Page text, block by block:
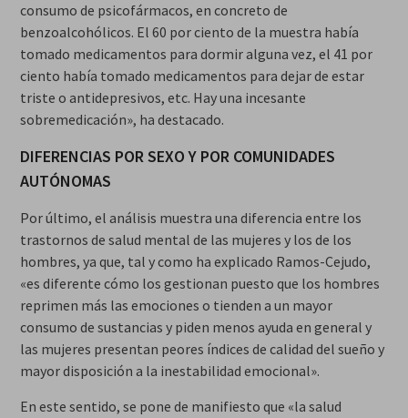
consumo de psicofármacos, en concreto de
benzoalcohólicos. El 60 por ciento de la muestra había
tomado medicamentos para dormir alguna vez, el 41 por
ciento había tomado medicamentos para dejar de estar
triste o antidepresivos, etc. Hay una incesante
sobremedicación», ha destacado.
DIFERENCIAS POR SEXO Y POR COMUNIDADES
AUTÓNOMAS
Por último, el análisis muestra una diferencia entre los
trastornos de salud mental de las mujeres y los de los
hombres, ya que, tal y como ha explicado Ramos-Cejudo,
«es diferente cómo los gestionan puesto que los hombres
reprimen más las emociones o tienden a un mayor
consumo de sustancias y piden menos ayuda en general y
las mujeres presentan peores índices de calidad del sueño y
mayor disposición a la inestabilidad emocional».
En este sentido, se pone de manifiesto que «la salud